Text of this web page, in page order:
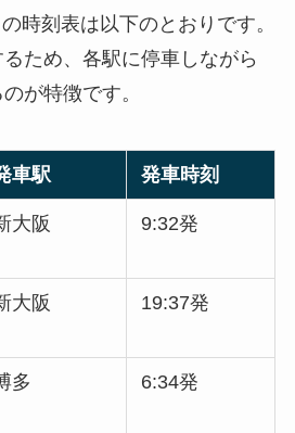
時刻表は以下のとおりです。
ため、各駅に停車しながら
が特徴です。
車駅 発車時刻
大阪 9:32発
大阪 19:37発
多 6:34発